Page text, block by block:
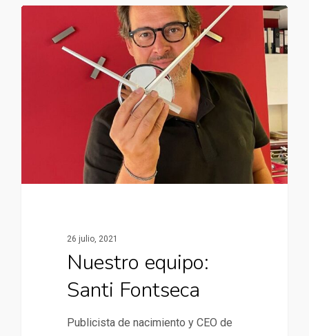
26 julio, 2021
Nuestro equipo:
Santi Fontseca
Publicista de nacimiento y CEO de